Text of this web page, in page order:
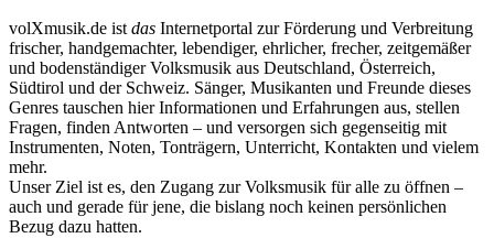
volXmusik.de ist das Internetportal zur Förderung und Verbreitung
frischer, handgemachter, lebendiger, ehrlicher, frecher, zeitgemäßer
und bodenständiger Volksmusik aus Deutschland, Österreich,
Südtirol und der Schweiz. Sänger, Musikanten und Freunde dieses
Genres tauschen hier Informationen und Erfahrungen aus, stellen
Fragen, finden Antworten – und versorgen sich gegenseitig mit
Instrumenten, Noten, Tonträgern, Unterricht, Kontakten und vielem
mehr.
Unser Ziel ist es, den Zugang zur Volksmusik für alle zu öffnen –
auch und gerade für jene, die bislang noch keinen persönlichen
Bezug dazu hatten.